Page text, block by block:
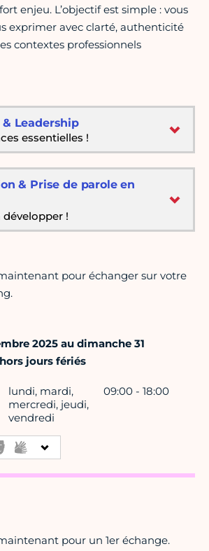
enjeu. L’objectif est simple : vous
exprimer avec clarté, authenticité
contextes professionnels
Leadership
essentielles !
& Prise de parole en
développer !
pour échanger sur votre
2025 au dimanche 31
jours fériés
lundi, mardi,
mercredi, jeudi,
vendredi
09:00 - 18:00
pour un 1er échange.